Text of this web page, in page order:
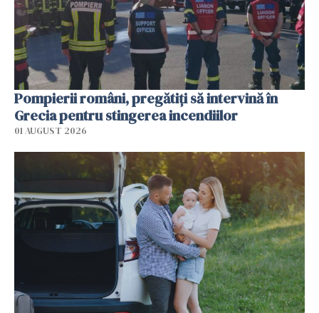
Pompierii români, pregătiţi să intervină în
Grecia pentru stingerea incendiilor
01 AUGUST 2026